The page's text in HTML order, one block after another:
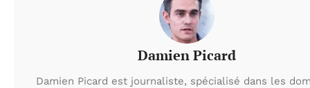
Damien Picard
Damien Picard est journaliste, spécialisé dans les